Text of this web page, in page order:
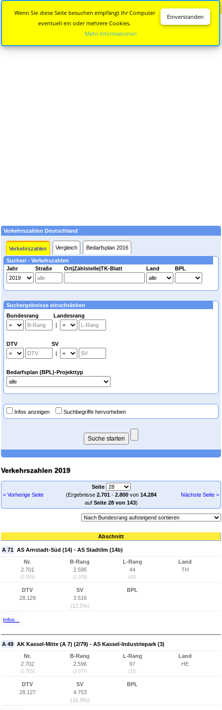
Verkehrszahlen Deutschland
Verkehrszahlen Vergleich Bedarfsplan 2016
Suchen - Verkehszahlen
Jahr
Straße Ort|Zählstelle|TK-Blatt Land BPL
Suchergebnisse einschränken
Bundesrang Landesrang
|
DTV SV
|
Bedarfsplan (BPL)-Projekttyp
Infos anzeigen Suchbegriffe hervorheben
Verkehrszahlen 2019
< Vorherige Seite
Seite
(Ergebnisse 2.701- 2.800von 14.284
auf Seite 28 von 143)
Nächste Seite >
Abschnitt
A 71 AS Arnstadt-Süd (14) - AS Stadtilm (14b)
Nr.
2.701
(2.059)
B-Rang
2.595
(2.076)
L-Rang
44
(42)
Land
TH
DTV
28.129
SV
3.516
(12,5%)
BPL
Infos...
A 49 AK Kassel-Mitte (A 7) (2/79) - AS Kassel-Industriepark (3)
Nr.
2.702
(1.705)
B-Rang
2.596
(2.077)
L-Rang
97
(33)
Land
HE
DTV
28.127
SV
4.753
(16,9%)
BPL
Einverstanden
Wenn Sie diese Seite besuchen empfängt Ihr Computer
eventuell ein oder mehrere Cookies.
Mehr Informationen